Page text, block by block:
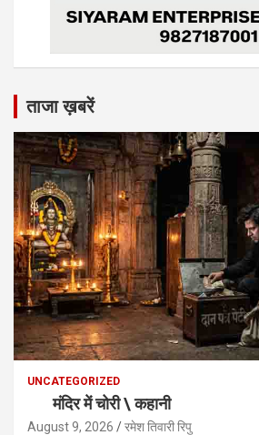
ताजा ख़बरें
UNCATEGORIZED
मंदिर में चोरी \ कहानी
August 9, 2026 रमेश तिवारी रिपु